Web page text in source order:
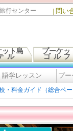
行センター | 問い
ット島
ル
プーケッ
ゴル
語学レッスン プ
・料金ガイド（総合ペ